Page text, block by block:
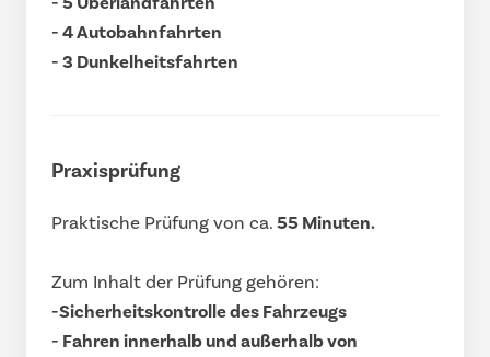
- 4 Autobahnfahrten
- 3 Dunkelheitsfahrten
Praxisprüfung
Praktische Prüfung von ca.55 Minuten.
Zum Inhalt der Prüfung gehören:
-Sicherheitskontrolle des Fahrzeugs
- Fahren innerhalb und außerhalb von